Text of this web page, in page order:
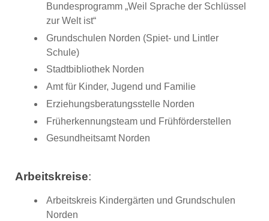
Bundesprogramm „Weil Sprache der Schlüssel
zur Welt ist“
Grundschulen Norden (Spiet- und Lintler
Schule)
Stadtbibliothek Norden
Amt für Kinder, Jugend und Familie
Erziehungsberatungsstelle Norden
Früherkennungsteam und Frühförderstellen
Gesundheitsamt Norden
Arbeitskreise:
Arbeitskreis Kindergärten und Grundschulen
Norden